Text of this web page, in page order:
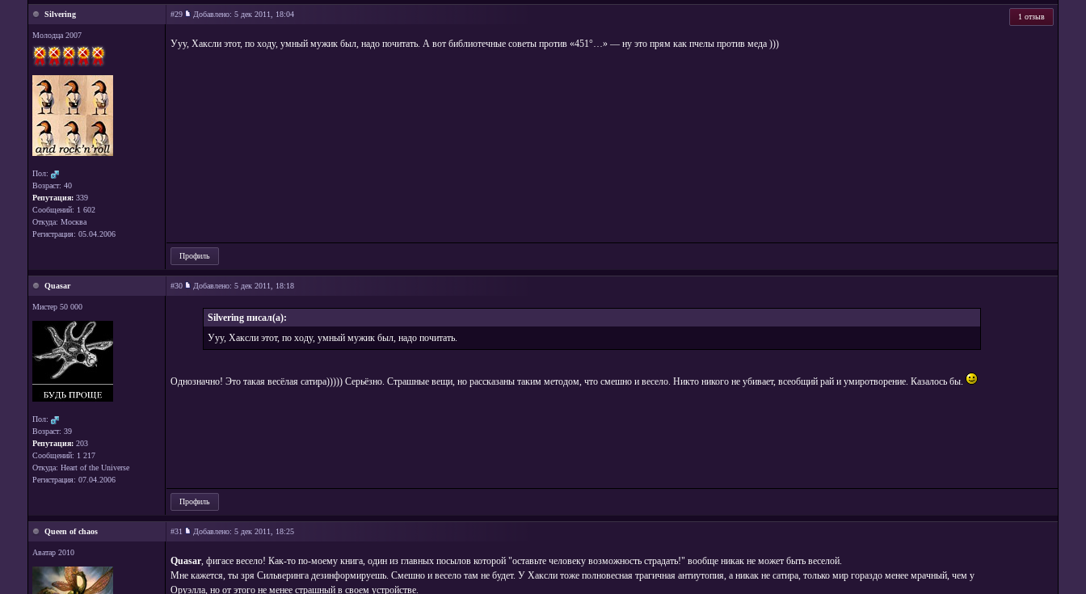
Silvering
Молодца 2007
Пол:
Возраст: 40
Репутация: 339
Сообщений: 1 602
Откуда: Москва
Регистрация: 05.04.2006
1 отзыв
#29 Добавлено: 5 дек 2011, 18:04
Ууу, Хаксли этот, по ходу, умный мужик был, надо почитать. А вот библиотечные советы против «451°…» — ну это прям как пчелы против меда )))
Профиль
Quasar
Мистер 50 000
Пол:
Возраст: 39
Репутация: 203
Сообщений: 1 217
Откуда: Heart of the Universe
Регистрация: 07.04.2006
#30 Добавлено: 5 дек 2011, 18:18
Silvering писал(а):
Ууу, Хаксли этот, по ходу, умный мужик был, надо почитать.
Однозначно! Это такая весёлая сатира))))) Серьёзно. Страшные вещи, но рассказаны таким методом, что смешно и весело. Никто никого не убивает, всеобщий рай и умиротворение. Казалось бы.
Профиль
Queen of chaos
Аватар 2010
#31 Добавлено: 5 дек 2011, 18:25
Quasar, фигасе весело! Как-то по-моему книга, один из главных посылов которой "оставьте человеку возможность страдать!" вообще никак не может быть веселой.
Мне кажется, ты зря Сильверинга дезинформируешь. Смешно и весело там не будет. У Хаксли тоже полновесная трагичная антиутопия, а никак не сатира, только мир гораздо менее мрачный, чем у
Оруэлла, но от этого не менее страшный в своем устройстве.